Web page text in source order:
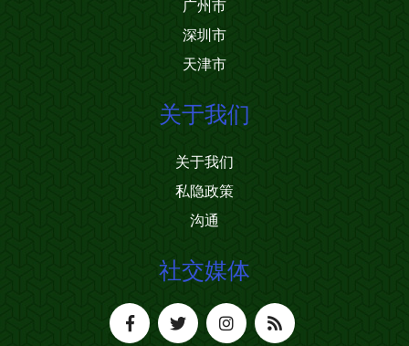
广州市
深圳市
天津市
关于我们
关于我们
私隐政策
沟通
社交媒体